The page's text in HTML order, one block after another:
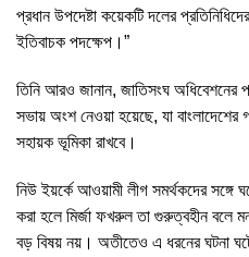
প্রধান উপদেষ্টা কয়েকটি দলের
ইতিবাচক পদক্ষেপ।”
তিনি আরও জানান, জাতিসংঘ অধিবেশনের
সভায় অংশ নেওয়া হয়েছে, যা
সহায়ক ভূমিকা রাখবে।
নিউ ইয়র্কে আওয়ামী লীগ সমর্থকদের সঙ্গে
করা হলে মির্জা ফখরুল তা গুরুত্বহীন বলে
বড় বিষয় নয়। অতীতেও এ ধরনের ঘটনা